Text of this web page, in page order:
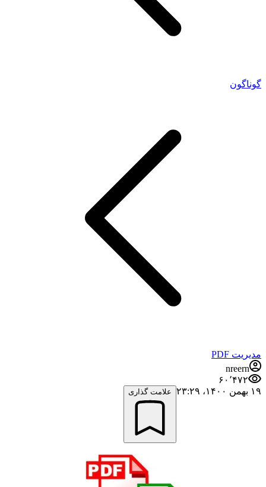
گوناگون
مدیریت PDF
nreern
۶۰٬۴۷۲
۱۹ بهمن ۱۴۰۰،‏ ۲۳:۲۹
علامت گذاری